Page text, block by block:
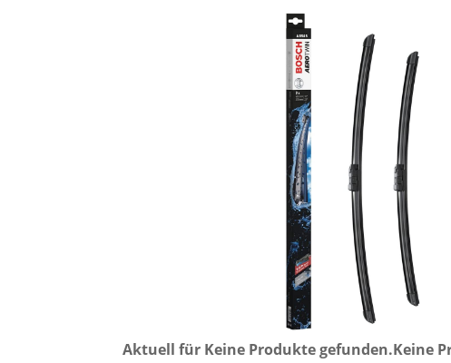
Aktuell für Keine Produkte gefunden.Keine